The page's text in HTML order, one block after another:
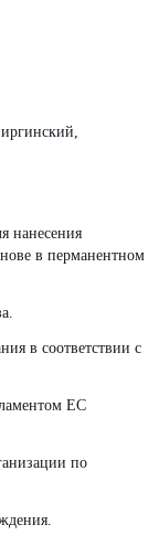
нанесения
в перманентном
в соответствии с
ЕС
по